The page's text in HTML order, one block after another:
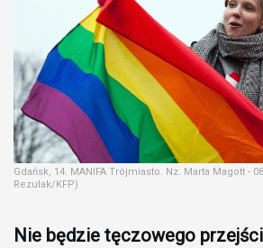
Gdańsk, 14. MANIFA Trójmiasto. Nz. Marta Magott -
Rezulak/KFP)
Nie będzie tęczowego